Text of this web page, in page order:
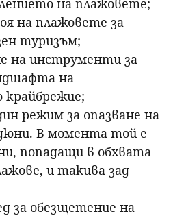
на плажовете за
туризъм;
на инструменти за
на
режим за опазване на
В момента той е
попадащи в обхвата
и такива зад
за обезщетение на